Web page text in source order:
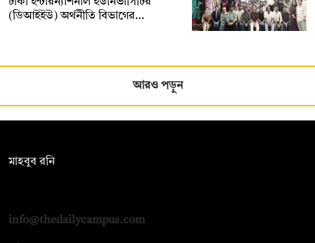
(ডিআইইউ) অর্থনীতি বিভাগের…
আরও পড়ুন
মাহবুব রনি
info@thedailycampus.com